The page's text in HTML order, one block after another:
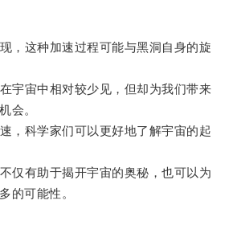
这种加速过程可能与黑洞自身的旋
宙中相对较少见，但却为我们带来
会。
科学家们可以更好地了解宇宙的起
有助于揭开宇宙的奥秘，也可以为
的可能性。